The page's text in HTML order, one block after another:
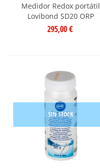
Medidor Redox portátil
Lovibond SD20 ORP
295,00 €
SIN STOCK